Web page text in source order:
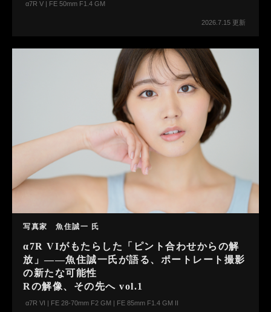
α7R V | FE 50mm F1.4 GM
2026.7.15 更新
写真家 魚住誠一 氏
α7R VIがもたらした「ピント合わせからの解
放」――魚住誠一氏が語る、ポートレート撮影
の新たな可能性
Rの解像、その先へ vol.1
α7R VI | FE 28-70mm F2 GM | FE 85mm F1.4 GM II